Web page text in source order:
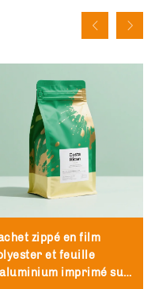
zippé en film
et feuille
imprimé sur